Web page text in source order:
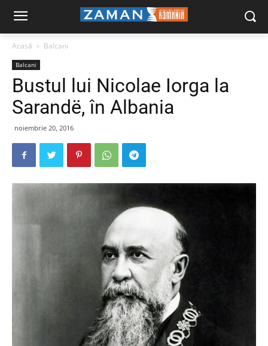
Acasă Balcani
Balcani
Bustul lui Nicolae Iorga la
Sarandë, în Albania
noiembrie 20, 2016